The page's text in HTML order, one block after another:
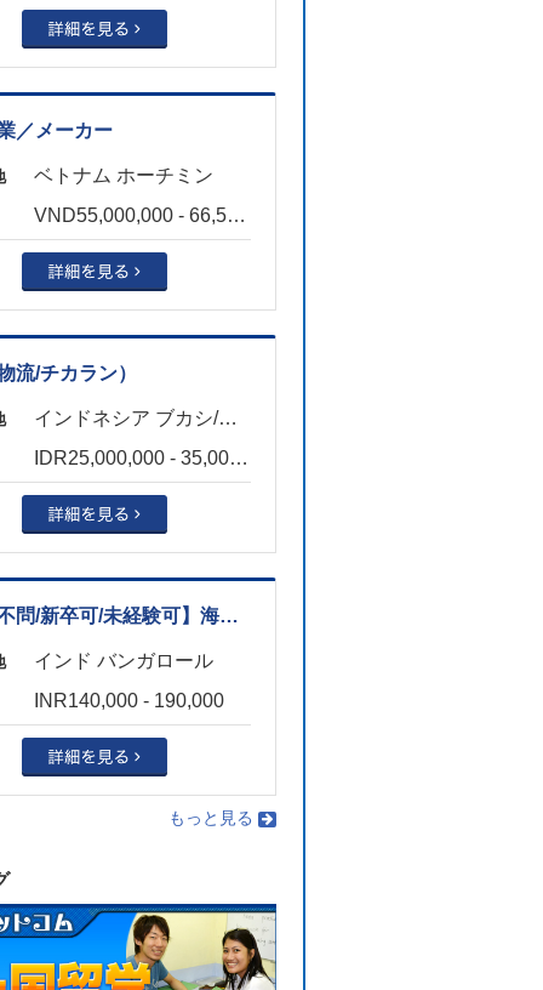
／メーカー
ベトナム ホーチミン
VND55,000,000 - 66,500,000
流/チカラン）
インドネシア ブカシ/チカラン
IDR25,000,000 - 35,000,000
【語学不問/新卒可/未経験可】海外引越サービス営業（物流業界/グルガオン）
インド バンガロール
INR140,000 - 190,000
もっと見る